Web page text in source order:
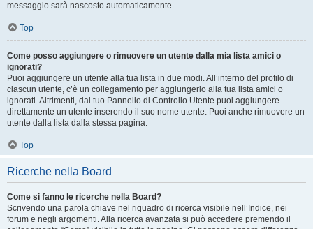
messaggio sarà nascosto automaticamente.
Top
Come posso aggiungere o rimuovere un utente dalla mia lista amici o
ignorati?
Puoi aggiungere un utente alla tua lista in due modi. All’interno del profilo di
ciascun utente, c’è un collegamento per aggiungerlo alla tua lista amici o
ignorati. Altrimenti, dal tuo Pannello di Controllo Utente puoi aggiungere
direttamente un utente inserendo il suo nome utente. Puoi anche rimuovere un
utente dalla lista dalla stessa pagina.
Top
Ricerche nella Board
Come si fanno le ricerche nella Board?
Scrivendo una parola chiave nel riquadro di ricerca visibile nell’Indice, nei
forum e negli argomenti. Alla ricerca avanzata si può accedere premendo il